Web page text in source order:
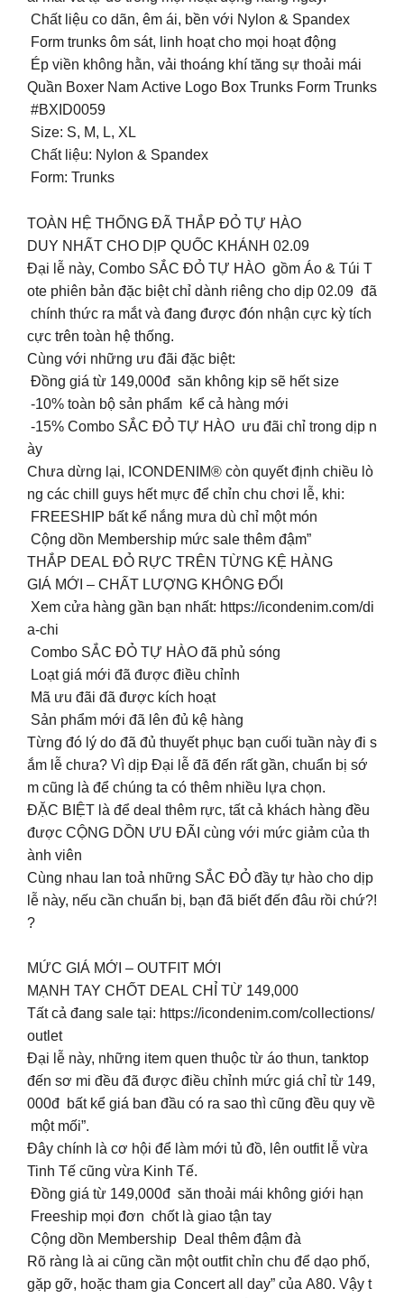
️ Chất liệu co dãn, êm ái, bền với Nylon & Spandex
️ Form trunks ôm sát, linh hoạt cho mọi hoạt động
️ Ép viền không hằn, vải thoáng khí tăng sự thoải mái
Quần Boxer Nam Active Logo Box Trunks Form Trunks
#BXID0059
️ Size: S, M, L, XL
️ Chất liệu: Nylon & Spandex
️ Form: Trunks
TOÀN HỆ THỐNG ĐÃ THẮP ĐỎ TỰ HÀO
DUY NHẤT CHO DỊP QUỐC KHÁNH 02.09
Đại lễ này, Combo SẮC ĐỎ TỰ HÀO gồm Áo & Túi T
ote phiên bản đặc biệt chỉ dành riêng cho dịp 02.09 đã
chính thức ra mắt và đang được đón nhận cực kỳ tích
cực trên toàn hệ thống.
Cùng với những ưu đãi đặc biệt:
Đồng giá từ 149,000đ săn không kịp sẽ hết size
-10% toàn bộ sản phẩm kể cả hàng mới
-15% Combo SẮC ĐỎ TỰ HÀO ưu đãi chỉ trong dịp n
ày
Chưa dừng lại, ICONDENIM® còn quyết định chiều lò
ng các chill guys hết mực để chỉn chu chơi lễ, khi:
FREESHIP bất kể nắng mưa dù chỉ một món
Cộng dồn Membership mức sale thêm đậm”
THẮP DEAL ĐỎ RỰC TRÊN TỪNG KỆ HÀNG
GIÁ MỚI – CHẤT LƯỢNG KHÔNG ĐỔI
Xem cửa hàng gần bạn nhất: https://icondenim.com/di
a-chi
Combo SẮC ĐỎ TỰ HÀO đã phủ sóng
Loạt giá mới đã được điều chỉnh
Mã ưu đãi đã được kích hoạt
Sản phẩm mới đã lên đủ kệ hàng
Từng đó lý do đã đủ thuyết phục bạn cuối tuần này đi s
ắm lễ chưa? Vì dịp Đại lễ đã đến rất gần, chuẩn bị sớ
m cũng là để chúng ta có thêm nhiều lựa chọn.
ĐẶC BIỆT là để deal thêm rực, tất cả khách hàng đều
được CỘNG DỒN ƯU ĐÃI cùng với mức giảm của th
ành viên
Cùng nhau lan toả những SẮC ĐỎ đầy tự hào cho dịp
lễ này, nếu cần chuẩn bị, bạn đã biết đến đâu rồi chứ?!
?
MỨC GIÁ MỚI – OUTFIT MỚI
MẠNH TAY CHỐT DEAL CHỈ TỪ 149,000
Tất cả đang sale tại: https://icondenim.com/collections/
outlet
Đại lễ này, những item quen thuộc từ áo thun, tanktop
đến sơ mi đều đã được điều chỉnh mức giá chỉ từ 149,
000đ bất kể giá ban đầu có ra sao thì cũng đều quy về
một mối”.
Đây chính là cơ hội để làm mới tủ đồ, lên outfit lễ vừa
Tinh Tế cũng vừa Kinh Tế.
️ Đồng giá từ 149,000đ săn thoải mái không giới hạn
️ Freeship mọi đơn chốt là giao tận tay
️ Cộng dồn Membership Deal thêm đậm đà
Rõ ràng là ai cũng cần một outfit chỉn chu để dạo phố,
gặp gỡ, hoặc tham gia Concert all day” của A80. Vậy t